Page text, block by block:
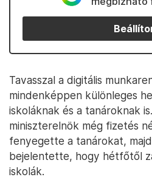
Tavasszal a digitális
mindenképpen különleges
iskoláknak és a tanároknak
miniszterelnök még fizetés
fenyegette a tanárokat,
bejelentette, hogy hétfőtől
iskolák.